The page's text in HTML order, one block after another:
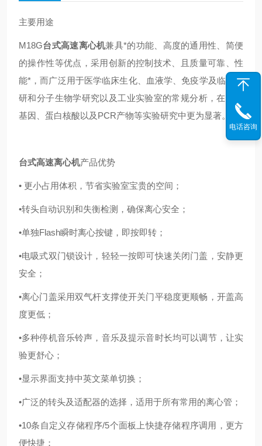
主要用途
M18G台式高速离心机兼具*的功能、高度的通用性、简便
的操作性等优点，采用创新的控制技术、且质量可靠、性
能*，而广泛用于医学临床生化、血液学、免疫学及临床科
研和分子生物学研究以及工业实验室的常规分析，在遗传
基因、蛋白核酸以及PCR产物等实验研究中更为显著。
台式高速离心机产品优势
• 更小占用体积，节省实验室宝贵的空间；
•转头自动识别和失衡检测，确保离心安全；
•单独Flash瞬时离心按键，即按即转；
•电吸式双门锁设计，轻轻一按即可快速关闭门盖，安静更
安全；
•离心门盖采用双气杆支撑使开关门平稳度更顺畅，开盖高
度更低；
•多种停机音乐铃声，音乐及提示音时长均可以调节，让实
验更舒心；
•显示界面支持中英文菜单切换；
•广泛的转头及适配器的选择，适用于所有常用的离心管；
•10条自定义存储程序/5个面板上快捷存储程序调用，更方
便快捷；
电话咨询